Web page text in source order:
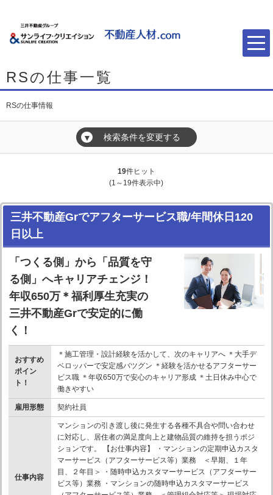
RSの仕事一覧
RSの仕事情報
▼ 検索条件を変更する
19件ヒット
(1～19件表示中)
三井不動産Grでアフターサービス職/年間休日120
日以上
「つくる側」から「品質を守
る側」へキャリアチェンジ！
年収650万＊福利厚生充実の
三井不動産Grで安定的に働
く！
おすすめ
ポイン
ト！
＊施工管理・設計経験を活かして、次のキャリアへ ＊大手デ
ベロッパーで安定感バツグン ＊経験を活かせるアフターサー
ビス職 ＊年収650万で安心のキャリア形成 ＊土日休み中心で
働きやすい
雇用形態 契約社員
仕事内容
マンションの引き渡し後に発生する各種不具合や問い合わせ
に対応し、居住者の満足度向上と建物品質の維持を担うポジ
ションです。 【お仕事内容】 ・マンションの定期申込カスタ
マーサービス（アフターサービス等）業務 ＜早期、１年
目、２年目＞ ・随時申込カスタマーサービス（アフターサー
ビス等）業務 ・マンションの随時申込カスタマーサービス